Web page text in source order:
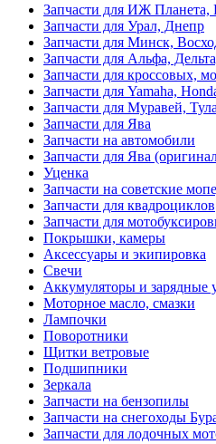
Запчасти для ИЖ
Запчасти для Урал, Днепр
Запчасти для Минск,
Запчасти для Альфа,
Запчасти для кроссовых,
Запчасти для Yamaha,
Запчасти для Муравей, Тула
Запчасти для Ява
Запчасти на автомобили
Запчасти для Ява
Уценка
Запчасти на советские
Запчасти для квадроциклов
Запчасти для
Покрышки, камеры
Аксессуары и экипировка
Свечи
Аккумуляторы и зарядные
Моторное масло, смазки
Лампочки
Поворотники
Щитки ветровые
Подшипники
Зеркала
Запчасти на бензопилы
Запчасти на снегоходы
Запчасти для лодочных